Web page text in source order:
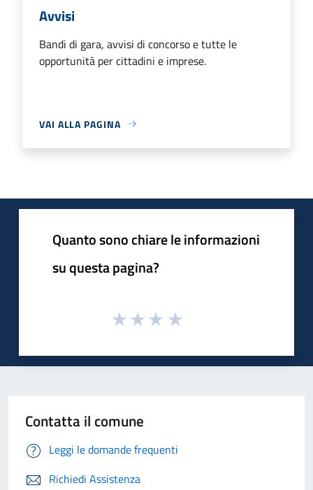
Avvisi
Bandi di gara, avvisi di concorso e tutte le
opportunità per cittadini e imprese.
VAI ALLA PAGINA
Quanto sono chiare le informazioni
su questa pagina?
Contatta il comune
Leggi le domande frequenti
Richiedi Assistenza